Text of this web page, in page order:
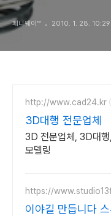
페니웨이™ 2010. 1. 28. 10:29
http://www.cad24.kr
3D대행 전문업체
3D 전문업체, 3D대
모델링
https://
이야길 만듭니다